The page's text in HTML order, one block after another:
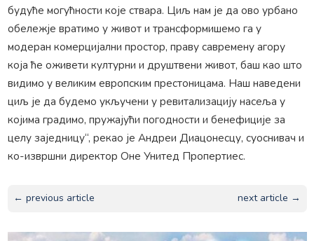
будуће могућности које ствара. Циљ нам је да ово урбано
обележје вратимо у живот и трансформишемо га у
модеран комерцијални простор, праву савремену агору
која ће оживети културни и друштвени живот, баш као што
видимо у великим европским престоницама. Наш наведени
циљ је да будемо укључени у ревитализацију насеља у
којима градимо, пружајући погодности и бенефиције за
целу заједницу“, рекао је Андреи Диацонесцу, суоснивач и
ко-извршни директор Оне Унитед Пропертиес.
← previous article next article →